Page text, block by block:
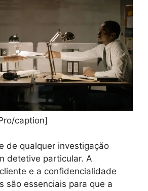
caption]
de qualquer investigação
detetive particular. A
e a confidencialidade
são essenciais para que a